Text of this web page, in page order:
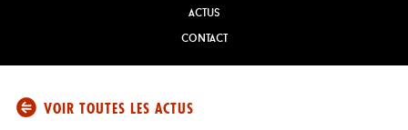
actus
contact
VOIR TOUTES LES ACTUS